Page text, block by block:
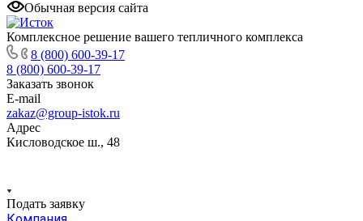
Обычная версия сайта
Комплексное решение вашего тепличного комплекса
8 (800) 600-39-17
8 (800) 600-39-17
Заказать звонок
E-mail
zakaz@group-istok.ru
Адрес
Кисловодское ш., 48
Подать заявку